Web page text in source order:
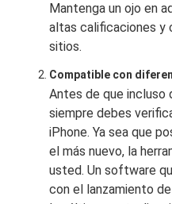
Mantenga un ojo en
altas calificaciones y
sitios.
Compatible con
Antes de que incluso
siempre debes
iPhone. Ya sea que
el más nuevo, la
usted. Un software
con el lanzamiento